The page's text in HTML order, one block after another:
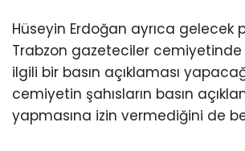
Hüseyin Erdoğan ayrıca gelecek
Trabzon gazeteciler cemiyetinde
ilgili bir basın açıklaması
cemiyetin şahısların basın
yapmasına izin vermediğini de